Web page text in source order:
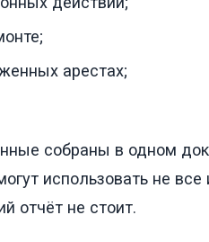
арестах;
собраны в одном
использовать не все
отчёт не стоит.